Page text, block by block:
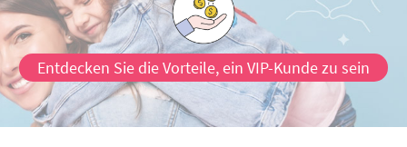
Entdecken Sie die Vorteile, ein VIP-Kunde zu sein